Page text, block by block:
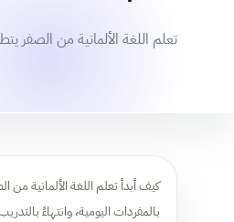
تعلم اللغة الألمانية من الصفر
كيف أبدأ تعلم اللغة الألمانية
بالمفردات اليومية، وانتهاءً